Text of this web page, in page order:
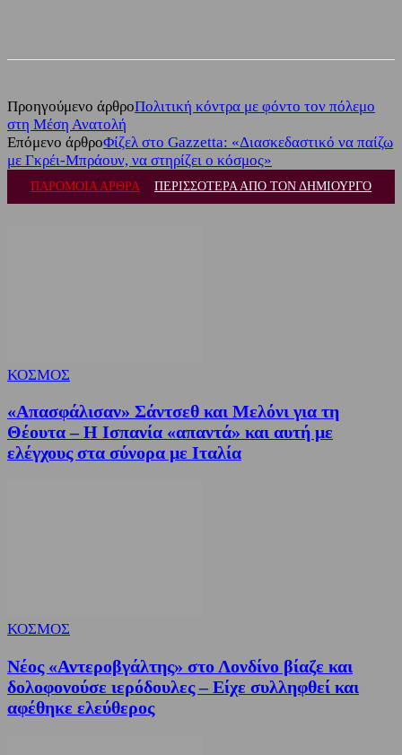
Προηγούμενο άρθροΠολιτική κόντρα με φόντο τον πόλεμο
στη Μέση Ανατολή
Επόμενο άρθροΦίζελ στο Gazzetta: «Διασκεδαστικό να παίζω
με Γκρέι-Μπράουν, να στηρίζει ο κόσμος»
ΠΑΡΟΜΟΙΑ ΑΡΘΡΑ ΠΕΡΙΣΣΟΤΕΡΑ ΑΠΟ ΤΟΝ ΔΗΜΙΟΥΡΓΟ
ΚΟΣΜΟΣ
«Απασφάλισαν» Σάντσεθ και Μελόνι για τη
Θέουτα – Η Ισπανία «απαντά» και αυτή με
ελέγχους στα σύνορα με Ιταλία
ΚΟΣΜΟΣ
Νέος «Αντεροβγάλτης» στο Λονδίνο βίαζε και
δολοφονούσε ιερόδουλες – Είχε συλληφθεί και
αφέθηκε ελεύθερος